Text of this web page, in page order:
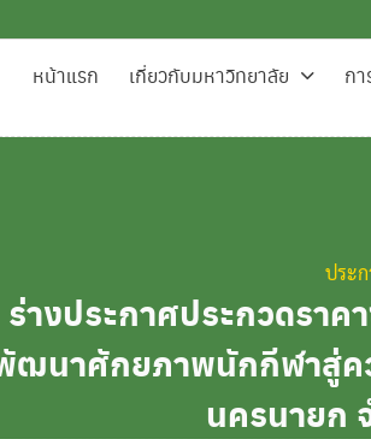
หน้าแรก เกี่ยวกับมหาวิทยาลัย ก
ประ
ร่างประกาศประกวดรา
ฒนาศักยภาพนักกีฬาสู่คว
นครนายก